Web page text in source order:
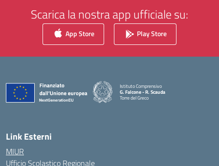
Scarica la nostra app ufficiale su:
App Store Play Store
Istituto Comprensivo
G. Falcone - R. Scauda
Torre del Greco
Link Esterni
MIUR
Ufficio Scolastico Regionale